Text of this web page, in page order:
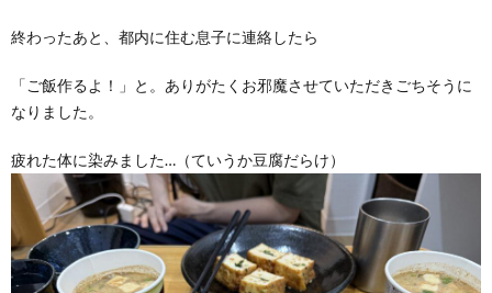
終わったあと、都内に住む息子に連絡したら
「ご飯作るよ！」と。ありがたくお邪魔させていただきごちそうに
なりました。
疲れた体に染みました…（ていうか豆腐だらけ）